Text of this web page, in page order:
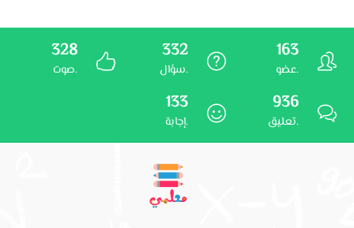
163
عضو.
332
سؤال.
328
صوت.
936
تعليق.
133
إجابة.